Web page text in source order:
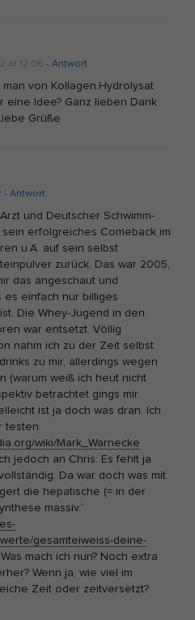
at 12:06 - Antwort
man von Kollagen.Hydrolysat
eine Idee? Ganz lieben Dank
Grüße
- Antwort
und Deutscher Schwimm-
erfolgreiches Comeback im
u.A. auf sein selbst
zurück. Das war 2005,
das angeschaut und
es einfach nur billiges
Die Whey-Jugend in den
war entsetzt. Völlig
nahm ich zu der Zeit selbst
zu mir, allerdings wegen
(warum weiß ich heut nicht
betrachtet gings mir
ist ja doch was dran. Ich
testen.
wiki/Mark_Warnecke
jedoch an Chris: Es fehlt ja
Da war doch was mit
die hepatische (= in der
massiv.“
gesamteiweiss-deine-
Was mach ich nun? Noch extra
Wenn ja, wie viel im
Zeit oder zeitversetzt?